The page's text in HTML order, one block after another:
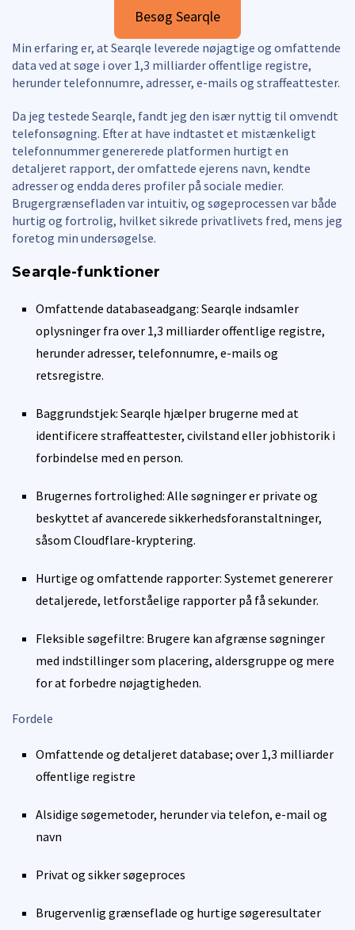
Besøg Searqle
Min erfaring er, at Searqle leverede nøjagtige og omfattende
data ved at søge i over 1,3 milliarder offentlige registre,
herunder telefonnumre, adresser, e-mails og straffeattester.
Da jeg testede Searqle, fandt jeg den især nyttig til omvendt
telefonsøgning. Efter at have indtastet et mistænkeligt
telefonnummer genererede platformen hurtigt en
detaljeret rapport, der omfattede ejerens navn, kendte
adresser og endda deres profiler på sociale medier.
Brugergrænsefladen var intuitiv, og søgeprocessen var både
hurtig og fortrolig, hvilket sikrede privatlivets fred, mens jeg
foretog min undersøgelse.
Searqle-funktioner
Omfattende databaseadgang: Searqle indsamler
oplysninger fra over 1,3 milliarder offentlige registre,
herunder adresser, telefonnumre, e-mails og
retsregistre.
Baggrundstjek: Searqle hjælper brugerne med at
identificere straffeattester, civilstand eller jobhistorik i
forbindelse med en person.
Brugernes fortrolighed: Alle søgninger er private og
beskyttet af avancerede sikkerhedsforanstaltninger,
såsom Cloudflare-kryptering.
Hurtige og omfattende rapporter: Systemet genererer
detaljerede, letforståelige rapporter på få sekunder.
Fleksible søgefiltre: Brugere kan afgrænse søgninger
med indstillinger som placering, aldersgruppe og mere
for at forbedre nøjagtigheden.
Fordele
Omfattende og detaljeret database; over 1,3 milliarder
offentlige registre
Alsidige søgemetoder, herunder via telefon, e-mail og
navn
Privat og sikker søgeproces
Brugervenlig grænseflade og hurtige søgeresultater